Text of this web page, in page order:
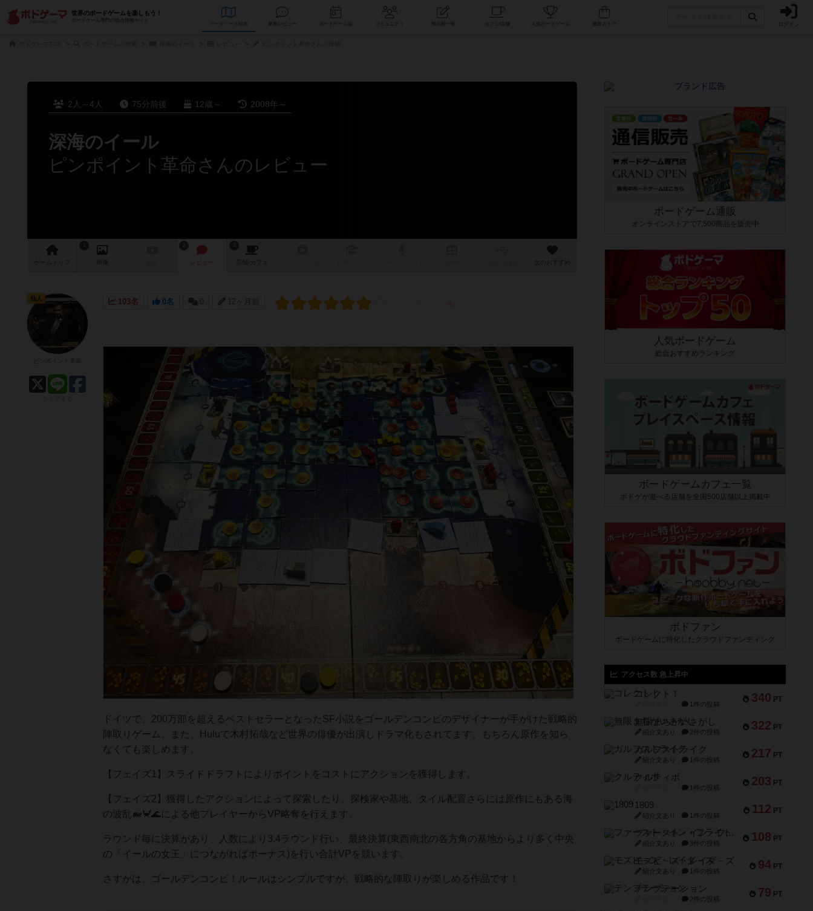
世界のボードゲームを楽しもう！
ボードゲーム専門の総合情報サイト
データベース コミュニティ 人気ボードゲーム ログイン
2人～4人 75分前後 12歳～ 2008年～
深海のイール
ピンポイント革命さんのレビュー
ゲーム 画像 レビュー 店舗/ カフェ 次のおすすめ
103名 0名 0 12ヶ月前
ドイツで、200万部を超えるベストセラーとなったSF小説をゴールデンコンビのデザイナーが手がけた戦略的
陣取りゲーム。また、Huluで木村拓哉など世界の俳優が出演しドラマ化もされてます。もちろん原作を知ら
なくても楽しめます。
【フェイズ1】スライドドラフトによりポイントをコストにアクションを獲得します。
【フェイズ2】獲得したアクションによって探索したり、探検家や基地、タイル配置さらには原作にもある海
の波乱🐋🦀🌊による他プレイヤーからVP略奪を行えます。
ラウンド毎に決算があり、人数により3.4ラウンド行い、最終決算(東西南北の各方角の基地からより多く中央
の「イールの女王」につながればボーナス)を行い合計VPを競います。
さすがは、ゴールデンコンビ！ルールはシンプルですが、戦略的な陣取りが楽しめる作品です！
仙人
ボードゲーム通販
オンラインストアで7,500商品を販売中
人気ボードゲーム
総合おすすめランキング
ボードゲームカフェ一覧
ボドゲが遊べる店舗を全国500店舗以上掲載中
ボドファン
ボードゲームに特化したクラウドファンディング
アクセス数 急上昇中
340 PT
コレクト！
1件の投稿
322 PT
無限まちがいさがし
紹介文あり 2件の投稿
217 PT
ガルフストライク
紹介文あり 1件の投稿
203 PT
クルティボ
1件の投稿
112 PT
1809
紹介文あり 1件の投稿
108 PT
ファースト・イン・フライト
紹介文あり 3件の投稿
94 PT
モズビ－ズ・レイダ－ズ
紹介文あり 1件の投稿
79 PT
テンプテーション
2件の投稿